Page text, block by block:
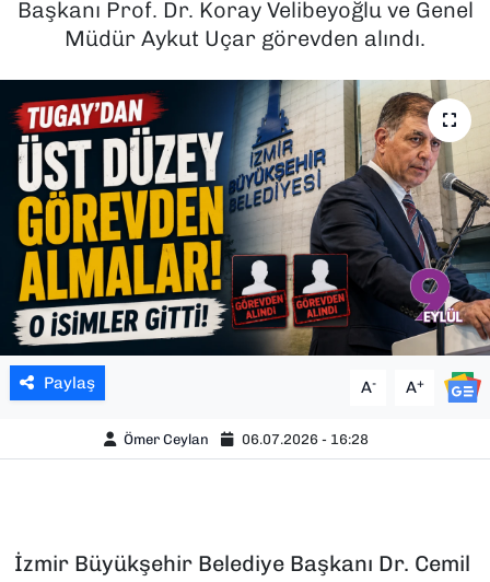
Başkanı Prof. Dr. Koray Velibeyoğlu ve Genel
Müdür Aykut Uçar görevden alındı.
Paylaş A- A+
Ömer Ceylan 06.07.2026 - 16:28
İzmir Büyükşehir Belediye Başkanı Dr. Cemil
SAĞLIK
SPOR
TEKNOLOJİ
YAŞAM
YEREL YÖNETİMLER